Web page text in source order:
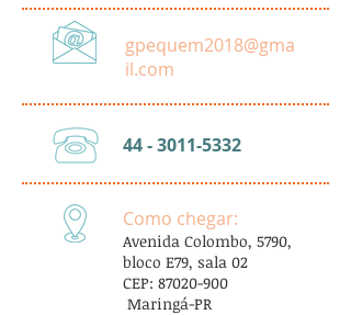
gpequem2018@gma
il.com
44 - 3011-5332
Como chegar:
Avenida Colombo, 5790,
bloco E79, sala ​02
CEP: 87020-900
Maringá-PR